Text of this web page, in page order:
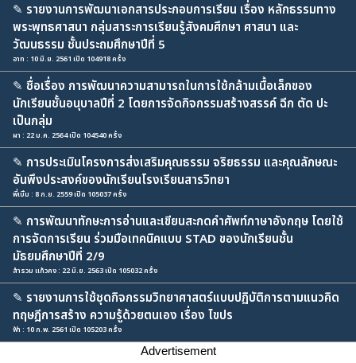
✎ รายงานการพัฒนาเอกสารประกอบการเรียน เรื่อง หลักธรรมทาง
พระพุทธศาสนา กลุ่มสาระการเรียนรู้สังคมศึกษา ศาสนา และ
วัฒนธรรม ชั้นประถมศึกษาปีที่ 5
อาท : 10 มิ.ย. 2561 เปิด 104918 ครั้ง
✎ ชื่อเรื่อง การพัฒนาความสามารถในการใช้กล้ามเนื้อเล็กของ
นักเรียนชั้นอนุบาลปีที่ 2 โดยการจัดกิจกรรมสร้างสรรค์ ฉีก ตัด ปะ
เป็นกลุ่ม
ผา : 22 ม.ค. 2564 เปิด 104540 ครั้ง
✎ การประเมินโครงการส่งเสริมคุณธรรม จริยธรรม และคุณลักษณะ
อันพึงประสงค์ของนักเรียนโรงเรียนสารวิทยา
พี่เบิ้ม : 8 ก.ย. 2559 เปิด 105037 ครั้ง
✎ การพัฒนาทักษะการอ่านและเขียนสะกดคำศัพท์ภาษาอังกฤษ โดยใช้
การจัดการเรียน ร่วมมือเทคนิคแบบ STAD ของนักเรียนชั้น
มัธยมศึกษาปีที่ 2/9
สำรวม แก้วคง : 22 มิ.ย. 2563 เปิด 105032 ครั้ง
✎ รายงานการใช้ชุดกิจกรรมวิทยาศาสตร์แบบปฏิบัติการตามแนวคิด
ทฤษฎีการสร้าง ความรู้ด้วยตนเอง เรื่อง ไขปร
ฟ้า : 10 ก.พ. 2561 เปิด 105203 ครั้ง
Advertisement